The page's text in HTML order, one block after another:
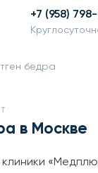
+7 (958)
бедра
в Москве